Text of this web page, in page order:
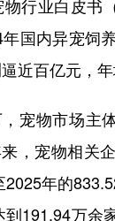
行业白皮书
国内异宠饲
近百亿元，年
物市场主
，宠物相关
年的
191.94万余